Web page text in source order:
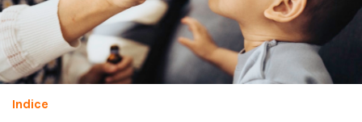
Indice